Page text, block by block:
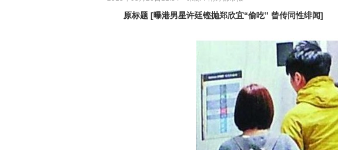
原标题 [曝港男星许廷铿抛郑欣宜“偷吃” 曾传同性绯闻]